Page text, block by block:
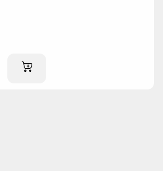
IM WARENKORB